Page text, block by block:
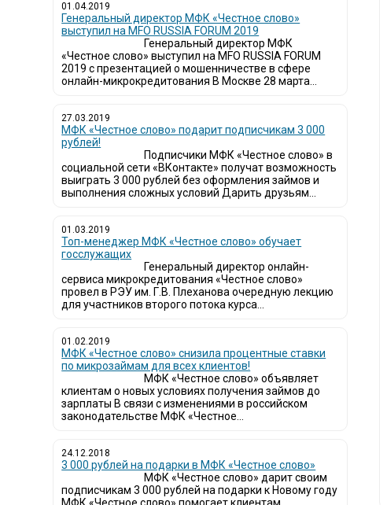
01.04.2019
Генеральный директор МФК «Честное слово»
выступил на MFO RUSSIA FORUM 2019
Генеральный директор МФК
«Честное слово» выступил на MFO RUSSIA FORUM
2019 с презентацией о мошенничестве в сфере
онлайн-микрокредитования В Москве 28 марта...
27.03.2019
МФК «Честное слово» подарит подписчикам 3 000
рублей!
Подписчики МФК «Честное слово» в
социальной сети «ВКонтакте» получат возможность
выиграть 3 000 рублей без оформления займов и
выполнения сложных условий Дарить друзьям...
01.03.2019
Топ-менеджер МФК «Честное слово» обучает
госслужащих
Генеральный директор онлайн-
сервиса микрокредитования «Честное слово»
провел в РЭУ им. Г.В. Плеханова очередную лекцию
для участников второго потока курса...
01.02.2019
МФК «Честное слово» снизила процентные ставки
по микрозаймам для всех клиентов!
МФК «Честное слово» объявляет
клиентам о новых условиях получения займов до
зарплаты В связи с изменениями в российском
законодательстве МФК «Честное...
24.12.2018
3 000 рублей на подарки в МФК «Честное слово»
МФК «Честное слово» дарит своим
подписчикам 3 000 рублей на подарки к Новому году